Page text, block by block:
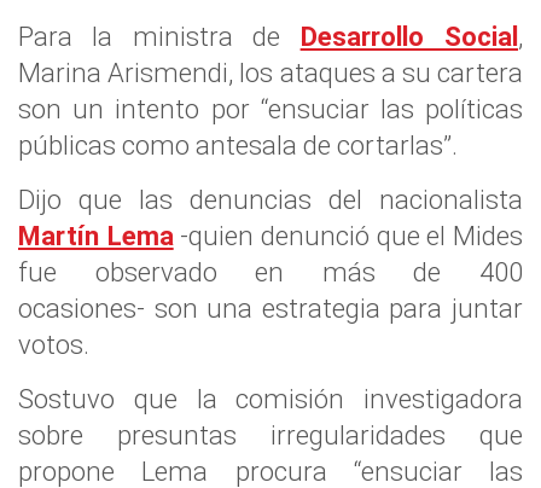
Para la ministra de Desarrollo Social,
Marina Arismendi, los ataques a su cartera
son un intento por “ensuciar las políticas
públicas como antesala de cortarlas”.
Dijo que las denuncias del nacionalista
Martín Lema -quien denunció que el Mides
fue observado en más de 400
ocasiones- son una estrategia para juntar
votos.
Sostuvo que la comisión investigadora
sobre presuntas irregularidades que
propone Lema procura “ensuciar las